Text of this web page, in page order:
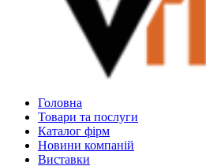
Головна
Товари та послуги
Каталог фірм
Новини компаній
Виставки